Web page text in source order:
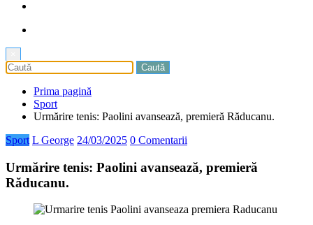
Prima pagină
Sport
Urmărire tenis: Paolini avansează, premieră Răducanu.
Sport L George 24/03/2025 0 Comentarii
Urmărire tenis: Paolini avansează, premieră
Răducanu.